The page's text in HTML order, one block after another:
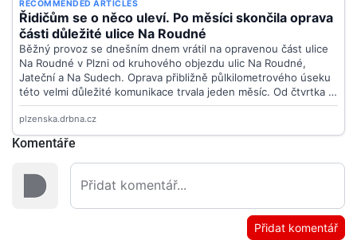
Komentáře
Přidat komentář